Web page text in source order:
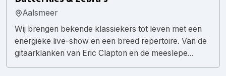
Aalsmeer
Wij brengen bekende klassiekers tot leven met een
energieke live-show en een breed repertoire. Van de
gitaarklanken van Eric Clapton en de meeslepe...